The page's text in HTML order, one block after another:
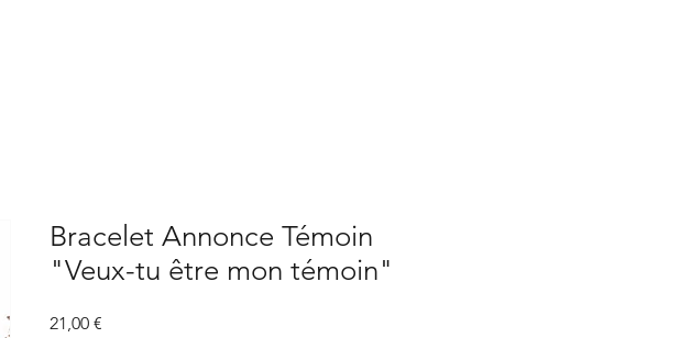
Bracelet Annonce Témoin
"Veux-tu être mon témoin"
21,00 €